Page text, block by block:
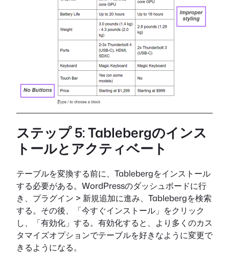
ステップ 5: Tablebergのインス
トールとアクティベート
テーブルを変換する前に、Tablebergをインストール
する必要がある。WordPressのダッシュボードに行
き、プラグイン > 新規追加に進み、Tablebergを検索
する。その後、「今すぐインストール」をクリック
し、「有効化」する。有効化すると、より多くのカス
タマイズオプションでテーブルを好きなように変更で
きるようになる。